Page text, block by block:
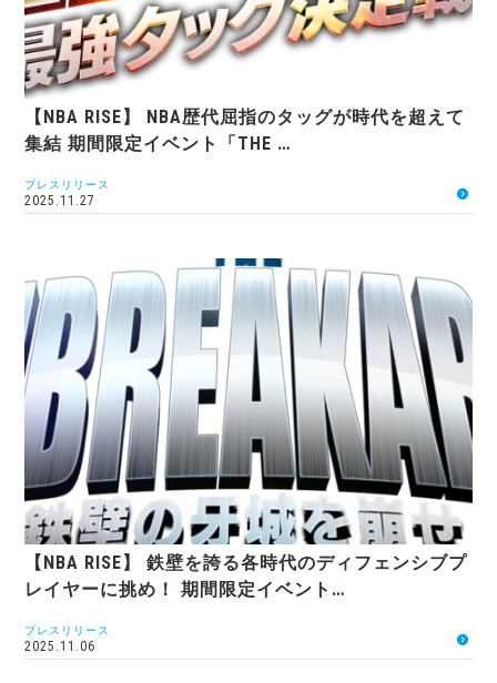
【NBA RISE】 NBA歴代屈指のタッグが時代を超えて
集結 期間限定イベント「THE …
プレスリリース
2025.11.27
【NBA RISE】 鉄壁を誇る各時代のディフェンシブプ
レイヤーに挑め！ 期間限定イベント…
プレスリリース
2025.11.06